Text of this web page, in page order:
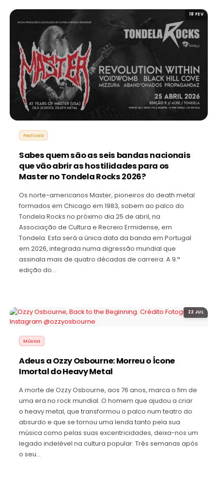
18 FEV
Festivais
Sabes quem são as seis bandas nacionais
que vão abrir as hostilidades para os
Master no Tondela Rocks 2026?
Os norte-americanos Master, pioneiros do death metal
formados em Chicago em 1983, sobem ao palco do
Tondela Rocks no próximo dia 25 de abril, na
Associação de Cultura e Recreio Ermidense, em
Tondela. Esta será a única data da banda em Portugal
em 2026, integrada numa digressão mundial que
assinala mais de quatro décadas de carreira. A 9.ª
edição do…
22 JUL
Música
Adeus a Ozzy Osbourne: Morreu o Ícone
Imortal do Heavy Metal
A morte de Ozzy Osbourne, aos 76 anos, marca o fim de
uma era no rock mundial. O homem que ajudou a criar
o heavy metal, que transformou o palco num teatro do
absurdo e que se tornou uma lenda tanto pela sua
música como pelas suas excentricidades, deixa-nos um
legado indelével na cultura popular. Três semanas após
o seu…